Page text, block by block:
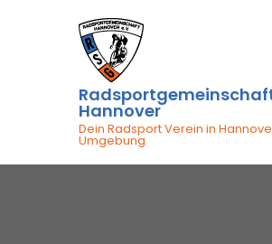
Hannover
Dein Radsport Verein in
Umgebung